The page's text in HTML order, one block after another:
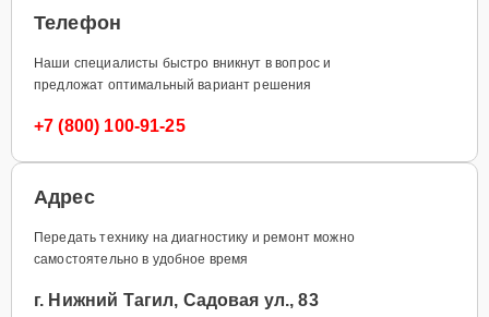
Телефон
Наши специалисты быстро вникнут в вопрос и
предложат оптимальный вариант решения
+7 (800) 100-91-25
Адрес
Передать технику на диагностику и ремонт можно
самостоятельно в удобное время
г. Нижний Тагил, Садовая ул., 83